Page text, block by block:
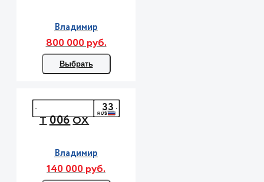
Владимир
800 000 руб.
Выбрать
Т006ОХ
33
Владимир
140 000 руб.